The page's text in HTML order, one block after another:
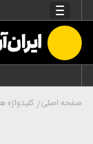
صفحه اصلی کلیدواژه